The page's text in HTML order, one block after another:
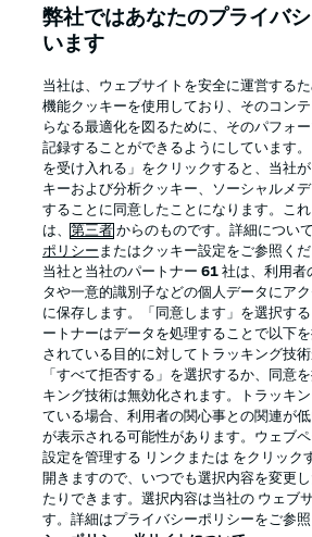
Official Partners
プライバシー・ポリシー 優先
利用条件 放送局
求人 選手
当サイトについて
弊社ではあなたのプライバ
います
当社は、ウェブサイトを安全に運営する
機能クッキーを使用しており、そのコン
らなる最適化を図るために、そのパフォ
記録することができるようにしています
を受け入れる」をクリックすると、当社
キーおよび分析クッキー、ソーシャルメ
することに同意したことになります。こ
は、 第三者からのものです。詳細につい
ポリシー またはクッキー設定をご参照くだ
当社と当社のパートナー 61社は、利用者
タや一意的識別子などの個人データにア
に保存します。「同意します」を選択す
ートナーはデータを処理することで以下
されている目的に対してトラッキング技術
「すべて拒否する」を選択するか、同意
キング技術は無効化されます。トラッキ
ている場合、利用者の関心事との関連が
が表示される可能性があります。ウェブ
設定を管理する リンクまたは をクリック
開きますので、いつでも選択内容を変更
たりできます。選択内容は当社の ウェブ
す。詳細はプライバシーポリシーをご参照